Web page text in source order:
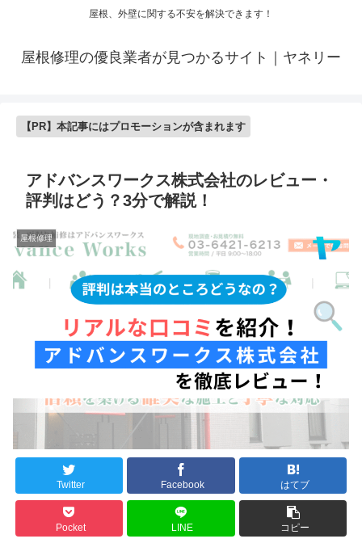
屋根、外壁に関する不安を解決できます！
屋根修理の優良業者が見つかるサイト｜ヤネリー
【PR】本記事にはプロモーションが含まれます
アドバンスワークス株式会社のレビュー・
評判はどう？3分で解説！
屋根修理
Twitter Facebook はてブ
Pocket LINE コピー